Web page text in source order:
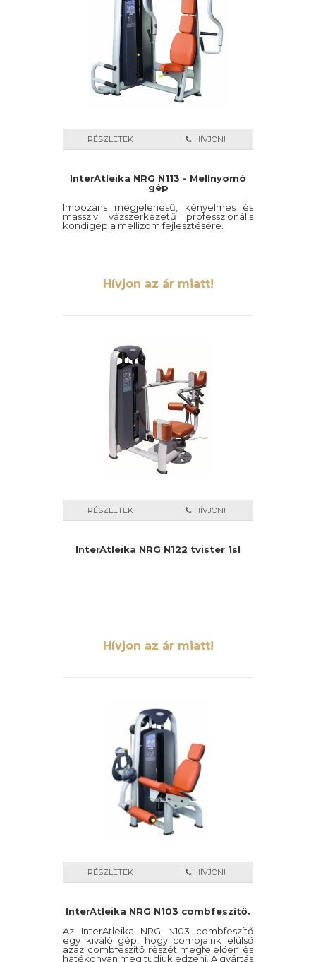
RÉSZLETEK HÍVJON!
InterAtleika NRG N113 - Mellnyomó
gép
Impozáns megjelenésű, kényelmes és
masszív vázszerkezetű professzionális
kondigép a mellizom fejlesztésére.
Hívjon az ár miatt!
RÉSZLETEK HÍVJON!
InterAtleika NRG N122 tvister 1sl
Hívjon az ár miatt!
RÉSZLETEK HÍVJON!
InterAtleika NRG N103 combfeszítő.
Az InterAtleika NRG N103 combfeszítő
egy kiváló gép, hogy combjaink elülső
azaz combfeszítő részét megfelelően és
hatékonyan meg tudjuk edzeni. A gyártás